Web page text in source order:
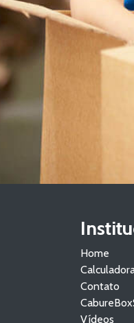
Home
Contato
Vídeos